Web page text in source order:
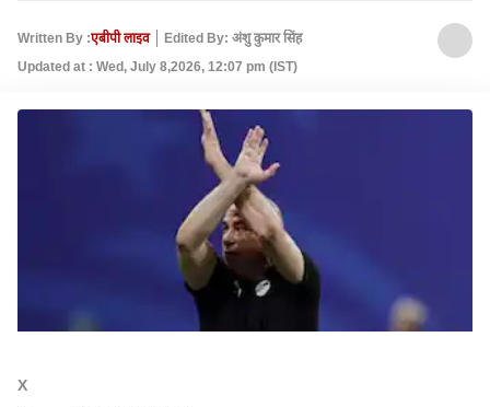
Written By :एबीपी लाइव
Edited By: अंशु कुमार सिंह
Updated at : Wed, July 8,2026, 12:07 pm (IST)
X